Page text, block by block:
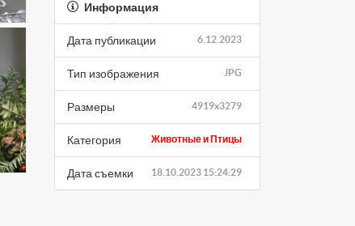
Информация
6.12.2023
Дата публикации
JPG
Тип изображения
4919x3279
Размеры
Животные и Птицы
Категория
18.10.2023 15:24:29
Дата съемки